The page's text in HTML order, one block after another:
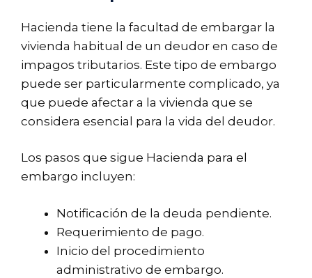
Hacienda tiene la facultad de embargar la
vivienda habitual de un deudor en caso de
impagos tributarios. Este tipo de embargo
puede ser particularmente complicado, ya
que puede afectar a la vivienda que se
considera esencial para la vida del deudor.
Los pasos que sigue Hacienda para el
embargo incluyen:
Notificación de la deuda pendiente.
Requerimiento de pago.
Inicio del procedimiento
administrativo de embargo.